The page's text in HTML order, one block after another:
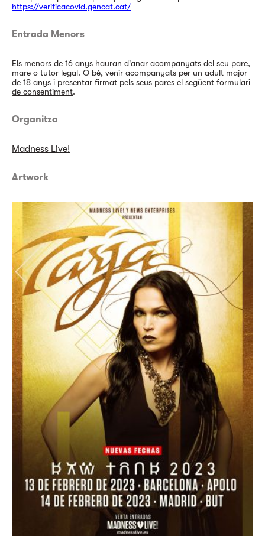
https://verificacovid.gencat.cat/
Entrada Menors
Els menors de 16 anys hauran d'anar acompanyats del seu pare,
mare o tutor legal. O bé, venir acompanyats per un adult major
de 18 anys i presentar firmat pels seus pares el següent formulari
de consentiment.
Organitza
Madness Live!
Artwork